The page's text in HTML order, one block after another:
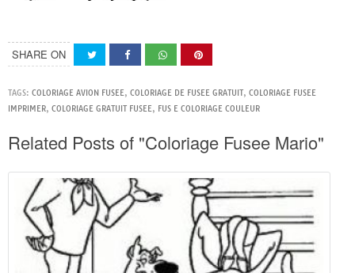
SHARE ON
TAGS: COLORIAGE AVION FUSEE, COLORIAGE DE FUSEE GRATUIT, COLORIAGE FUSEE
IMPRIMER, COLORIAGE GRATUIT FUSEE, FUS E COLORIAGE COULEUR
Related Posts of "Coloriage Fusee Mario"